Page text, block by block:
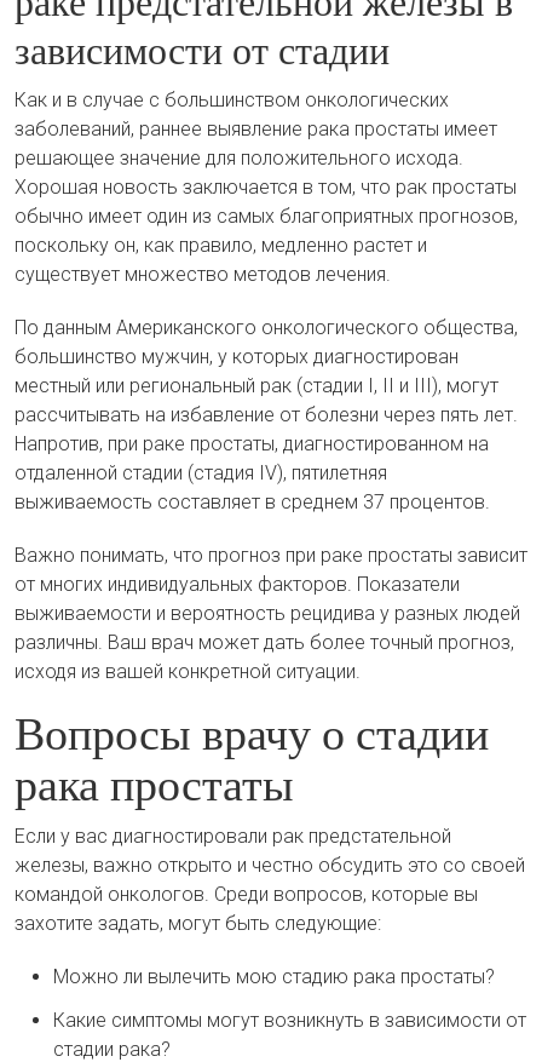
зависимости от стадии
Как и в случае с большинством онкологических
заболеваний, раннее выявление рака простаты имеет
решающее значение для положительного исхода.
Хорошая новость заключается в том, что рак простаты
обычно имеет один из самых благоприятных прогнозов,
поскольку он, как правило, медленно растет и
существует множество методов лечения.
По данным Американского онкологического общества,
большинство мужчин, у которых диагностирован
местный или региональный рак (стадии I, II и III), могут
рассчитывать на избавление от болезни через пять лет.
Напротив, при раке простаты, диагностированном на
отдаленной стадии (стадия IV), пятилетняя
выживаемость составляет в среднем 37 процентов.
Важно понимать, что прогноз при раке простаты зависит
от многих индивидуальных факторов. Показатели
выживаемости и вероятность рецидива у разных людей
различны. Ваш врач может дать более точный прогноз,
исходя из вашей конкретной ситуации.
Вопросы врачу о стадии
рака простаты
Если у вас диагностировали рак предстательной
железы, важно открыто и честно обсудить это со своей
командой онкологов. Среди вопросов, которые вы
захотите задать, могут быть следующие:
Можно ли вылечить мою стадию рака простаты?
Какие симптомы могут возникнуть в зависимости от
стадии рака?